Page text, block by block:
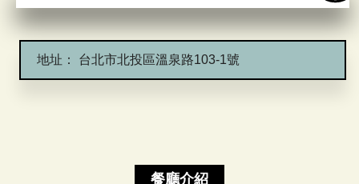
地址： 台北市北投區溫泉路103-1號
餐廳介紹